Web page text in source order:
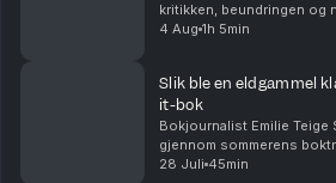
kritikken, beundringen og
anses å være Christopher
4 Aug 1h 5min
Slik ble en eldgammel
it-bok
Bokjournalist Emilie Teige
gjennom sommerens
hvilke bøker du helst vil bli
28 Juli 45min